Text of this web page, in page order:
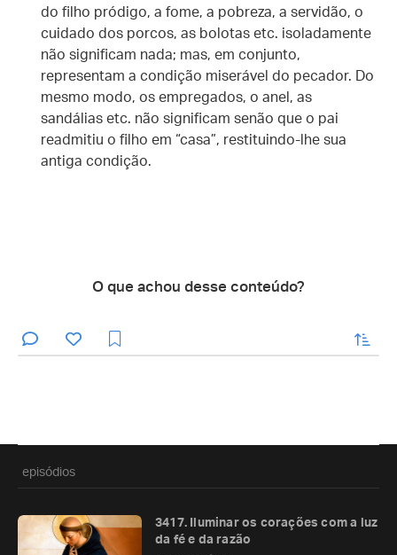
do filho pródigo, a fome, a pobreza, a servidão, o
cuidado dos porcos, as bolotas etc. isoladamente
não significam nada; mas, em conjunto,
representam a condição miserável do pecador. Do
mesmo modo, os empregados, o anel, as
sandálias etc. não significam senão que o pai
readmitiu o filho em “casa”, restituindo-lhe sua
antiga condição.
O que achou desse conteúdo?
enviar
episódios
3417. Iluminar os corações com a luz
da fé e da razão